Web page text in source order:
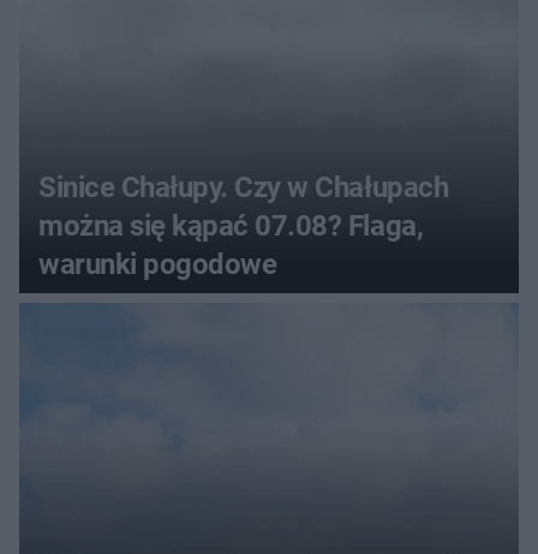
Sinice Chałupy. Czy w Chałupach
można się kąpać 07.08? Flaga,
warunki pogodowe